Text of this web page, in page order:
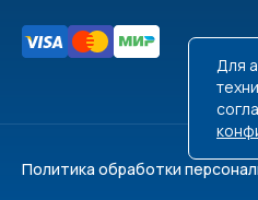
Политика обработки
Для